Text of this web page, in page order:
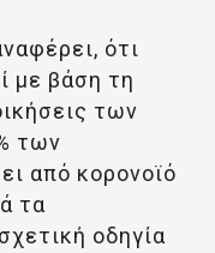
ότι
με βάση τη
των
των
από κορονοϊό
τα
οδηγία